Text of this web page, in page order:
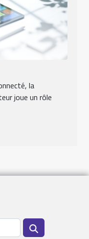
la
joue un rôle